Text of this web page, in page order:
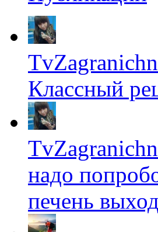
Классный
надо
печень